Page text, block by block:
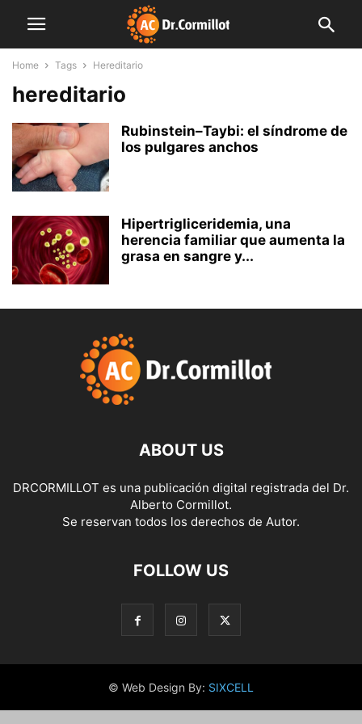
Home Tags Hereditario
hereditario
Rubinstein–Taybi: el síndrome de
los pulgares anchos
Hipertrigliceridemia, una
herencia familiar que aumenta la
grasa en sangre y...
ABOUT US
DRCORMILLOT es una publicación digital registrada del Dr.
Alberto Cormillot.
Se reservan todos los derechos de Autor.
FOLLOW US
© Web Design By: SIXCELL